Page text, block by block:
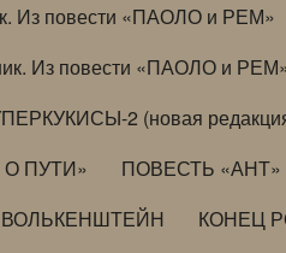
Из повести «ПАОЛО и РЕМ»
Из повести «ПАОЛО и
2 (новая
ПУТИ» ПОВЕСТЬ «АНТ»
КОНЕЦ